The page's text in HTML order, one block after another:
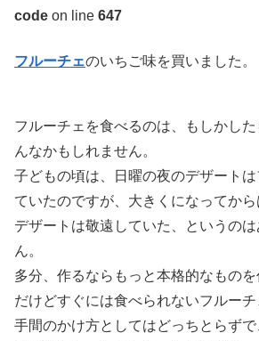
code on line 647
フルーチェのいちご味を買いました。
フルーチェを食べるのは、もしかし
んなかもしれません。
子どもの頃は、日曜の夜のデザート
ていたのですが、大きくになってか
デザートは敬遠していた、というの
ん。
多分、作るならもっと本格的なもの
だけどすぐには食べられないフルーチ
手間のかけ方としてはどっちとらず